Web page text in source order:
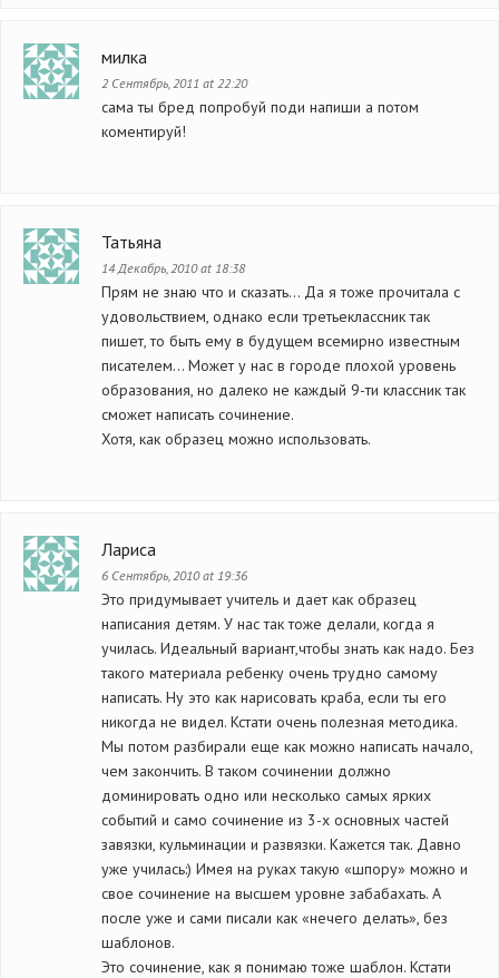
милка
2 Сентябрь, 2011 at 22:20
сама ты бред попробуй поди напиши а потом
коментируй!
Татьяна
14 Декабрь, 2010 at 18:38
Прям не знаю что и сказать… Да я тоже прочитала с
удовольствием, однако если третьеклассник так
пишет, то быть ему в будущем всемирно известным
писателем… Может у нас в городе плохой уровень
образования, но далеко не каждый 9-ти классник так
сможет написать сочинение.
Хотя, как образец можно использовать.
Лариса
6 Сентябрь, 2010 at 19:36
Это придумывает учитель и дает как образец
написания детям. У нас так тоже делали, когда я
училась. Идеальный вариант,чтобы знать как надо. Без
такого материала ребенку очень трудно самому
написать. Ну это как нарисовать краба, если ты его
никогда не видел. Кстати очень полезная методика.
Мы потом разбирали еще как можно написать начало,
чем закончить. В таком сочинении должно
доминировать одно или несколько самых ярких
событий и само сочинение из 3-х основных частей
завязки, кульминации и развязки. Кажется так. Давно
уже училась:) Имея на руках такую «шпору» можно и
свое сочинение на высшем уровне забабахать. А
после уже и сами писали как «нечего делать», без
шаблонов.
Это сочинение, как я понимаю тоже шаблон. Кстати